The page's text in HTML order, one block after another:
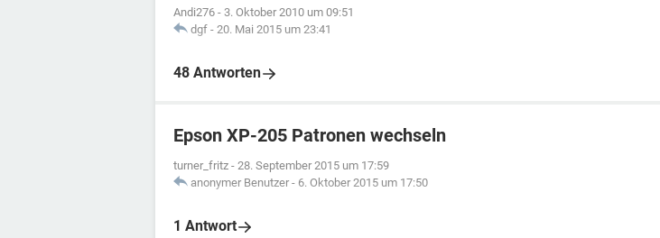
Andi276 - 3. Oktober 2010 um 09:51
dgf - 20. Mai 2015 um 23:41
48 Antworten
Epson XP-205 Patronen wechseln
turner_fritz - 28. September 2015 um 17:59
anonymer Benutzer - 6. Oktober 2015 um 17:50
1 Antwort